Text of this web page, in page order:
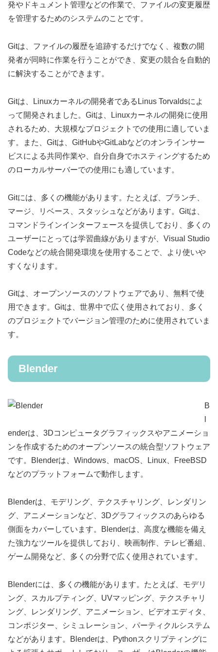
発やドキュメント管理などの作業で、ファイルの変更履歴
を管理するためのシステムのことです。
Gitは、ファイルの履歴を追跡するだけでなく、複数の開
発者が同時に作業を行うことができ、変更の競合を自動的
に解決することができます。
Gitは、Linuxカーネルの開発者であるLinus Torvaldsによ
って開発されました。Gitは、Linuxカーネルの開発に使用
されるため、大規模なプロジェクトでの使用に適していま
す。また、Gitは、GitHubやGitLabなどのオンラインサー
ビスによる共同作業や、自分自身でホスティングするため
のローカルサーバーでの使用にも適しています。
Gitには、多くの機能があります。たとえば、ブランチ、
マージ、リベース、スタッシュなどがあります。Gitは、
コマンドラインインターフェースを提供しており、多くの
ユーザーにとっては学習曲線がありますが、Visual Studio
Codeなどの統合開発環境を使用することで、より使いや
すくなります。
Gitは、オープンソースのソフトウェアであり、無料で使
用できます。Gitは、世界中で広く使用されており、多く
のプロジェクトでバージョン管理のために使用されていま
す。
Blender
B
enderは、3Dコンピュータグラフィックスやアニメーショ
ンを作成するためのオープンソースの統合型ソフトウェア
です。Blenderは、Windows、macOS、Linux、FreeBSD
などのプラットフォームで動作します。
Blenderは、モデリング、テクスチャリング、レンダリン
グ、アニメーションなど、3Dグラフィックスのあらゆる
側面をカバーしています。Blenderは、高度な機能を備え
た強力なツールを提供しており、映画制作、テレビ番組、
ゲーム開発など、多くの分野で広く使用されています。
Blenderには、多くの機能があります。たとえば、モデリ
ング、スカルプティング、UVマッピング、テクスチャリ
ング、レンダリング、アニメーション、ビデオエディタ、
コンポジター、シミュレーション、パーティクルシステム
などがあります。Blenderは、Pythonスクリプティングに